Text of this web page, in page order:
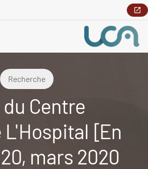
Recherche
Centre
L'Hospital [En
mars 2020